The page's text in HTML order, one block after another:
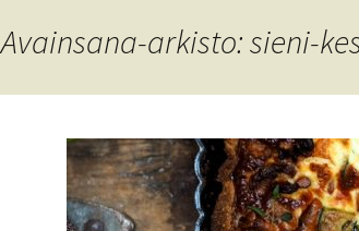
Joulu
Jälkiruokia
Avainsana-arkisto: sieni-